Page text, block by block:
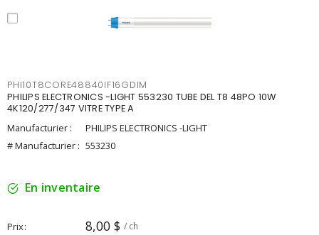
PHI10T8CORE48840IF16GDIM
PHILIPS ELECTRONICS -LIGHT 553230 TUBE DEL T8 48PO 10W
4K120/277/347 VITRE TYPE A
Manufacturier :
PHILIPS ELECTRONICS -LIGHT
# Manufacturier : 553230
En inventaire
Prix 8,00 $ / ch